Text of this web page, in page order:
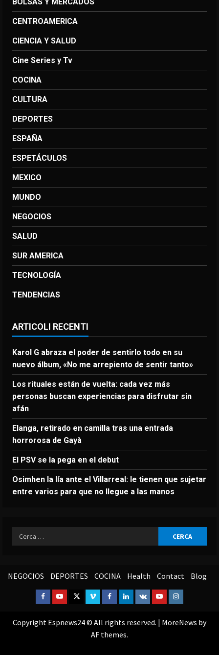
CENTROAMERICA
CIENCIA Y SALUD
Cine Series y Tv
COCINA
CULTURA
DEPORTES
ESPAÑA
ESPETÁCULOS
MEXICO
MUNDO
NEGOCIOS
SALUD
SUR AMERICA
TECNOLOGÍA
TENDENCIAS
ARTICOLI RECENTI
Karol G abraza el poder de sentirlo todo en su
nuevo álbum, «No me arrepiento de sentir tanto»
Los rituales están de vuelta: cada vez más
personas buscan experiencias para disfrutar sin
afán
Elanga, retirado en camilla tras una entrada
horrorosa de Gayà
El PSV se la pega en el debut
Osimhen la lía ante el Villarreal: le tienen que sujetar
entre varios para que no llegue a las manos
Ricerca
per:
NEGOCIOS DEPORTES COCINA Health Contact Blog
Facebook
YoutubeTwitterVimeoFacebook
Linkedin
VK YoutubeInstagram
Copyright Espnews24 © All rights reserved. | MoreNews by
AF themes.